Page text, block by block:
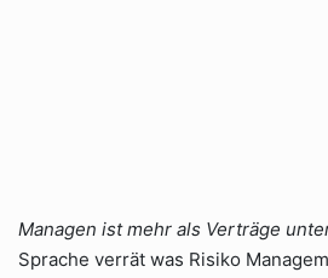
Managen ist mehr als Verträge
Sprache verrät was Risiko